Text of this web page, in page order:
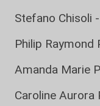
Stefano Chisoli
Philip Raymond
Amanda Marie
Caroline Aurora